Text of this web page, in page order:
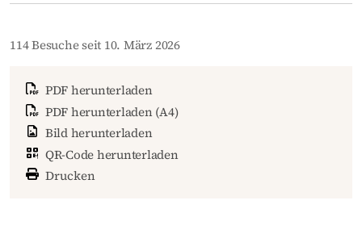
114 Besuche seit 10. März 2026
PDF herunterladen
PDF herunterladen (A4)
Bild herunterladen
QR-Code herunterladen
Drucken